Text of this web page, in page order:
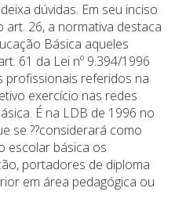
dúvidas. Em seu inciso
art. 26, a normativa destaca
Básica aqueles
61 da Lei nº 9.394/1996
profissionais referidos na
exercício nas redes
É na LDB de 1996 no
se ??considerará como
escolar básica os
portadores de diploma
em área pedagógica ou